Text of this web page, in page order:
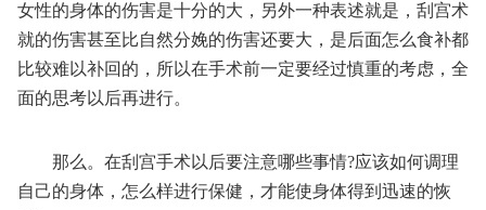
女性的身体的伤害是十分的大，另外一种表述就是，刮宫术
就的伤害甚至比自然分娩的伤害还要大，是后面怎么食补都
比较难以补回的，所以在手术前一定要经过慎重的考虑，全
面的思考以后再进行。
那么。在刮宫手术以后要注意哪些事情?应该如何调理
自己的身体，怎么样进行保健，才能使身体得到迅速的恢